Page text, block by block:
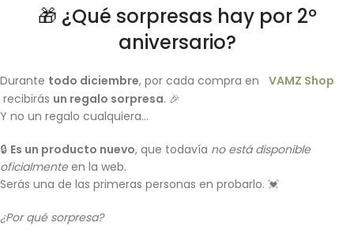
🎁 ¿Qué sorpresas hay por 2º
aniversario?
Durante todo diciembre, por cada compra en
VAMZ Shop
recibirás un regalo sorpresa. 🎉
Y no un regalo cualquiera…
🔒 Es un producto nuevo, que todavía no está disponible
oficialmenteen la web.
Serás una de las primeras personas en probarlo. 💓
¿Por qué sorpresa?